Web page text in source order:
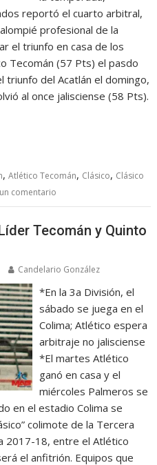
reportó el cuarto arbitral,
profesional de la
el triunfo en casa de los
Tecomán (57 Pts) el pasdo
triunfo del Acatlán el domingo,
al once jalisciense (58 Pts).
,Atlético Tecomán, Clásico, Clásico
comentario
Tecomán y Quinto
Candelario González
*En la 3a División, el
sábado se juega en el
Colima; Atlético espera
arbitraje no jalisciense
*El martes Atlético
ganó en casa y el
miércoles Palmeros se
en el estadio Colima se
colimote de la Tercera
2017-18, entre el Atlético
el anfitrión. Equipos que